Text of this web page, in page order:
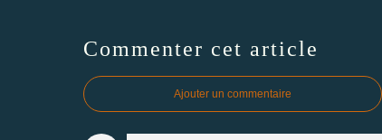
Commenter cet article
Ajouter un commentaire